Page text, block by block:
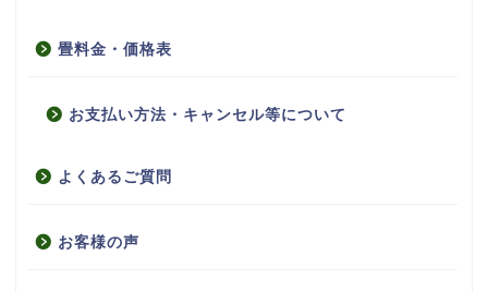
畳料金・価格表
お支払い方法・キャンセル等について
よくあるご質問
お客様の声